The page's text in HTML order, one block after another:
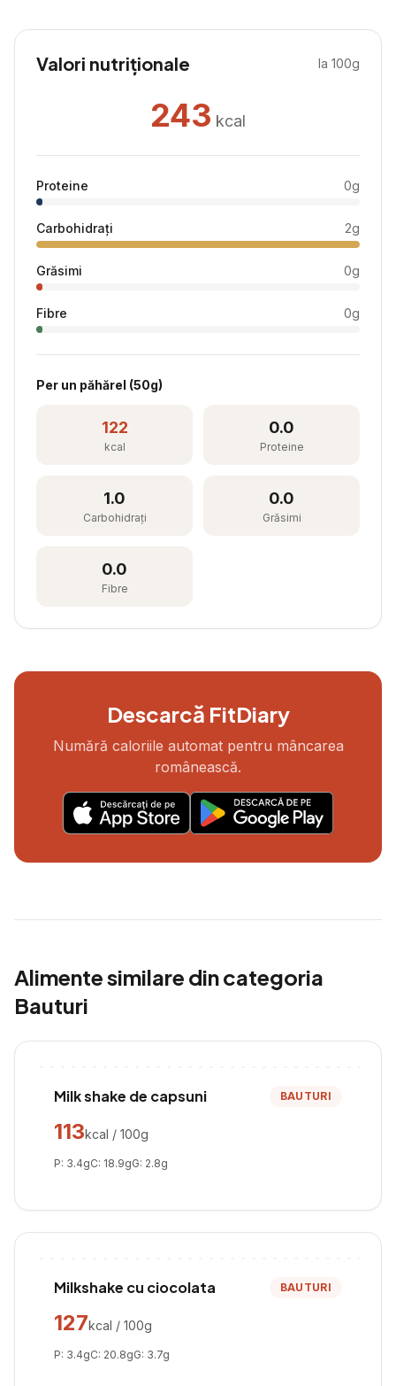
Valori nutriționale la 100g
243 kcal
Proteine 0g
Carbohidrați 2g
Grăsimi 0g
Fibre 0g
Per un păhărel (50g)
122
kcal
0.0
Proteine
1.0
Carbohidrați
0.0
Grăsimi
0.0
Fibre
Descarcă FitDiary
Numără caloriile automat pentru mâncarea
românească.
Alimente similare din categoria
Bauturi
Milk shake de capsuni BAUTURI
113kcal / 100g
P: 3.4gC: 18.9gG: 2.8g
Milkshake cu ciocolata BAUTURI
127kcal / 100g
P: 3.4gC: 20.8gG: 3.7g